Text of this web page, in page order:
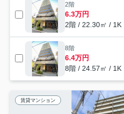
2階
6.3万円
2階 / 22.30㎡ / 1K
8階
6.4万円
8階 / 24.57㎡ / 1K
賃貸マンション